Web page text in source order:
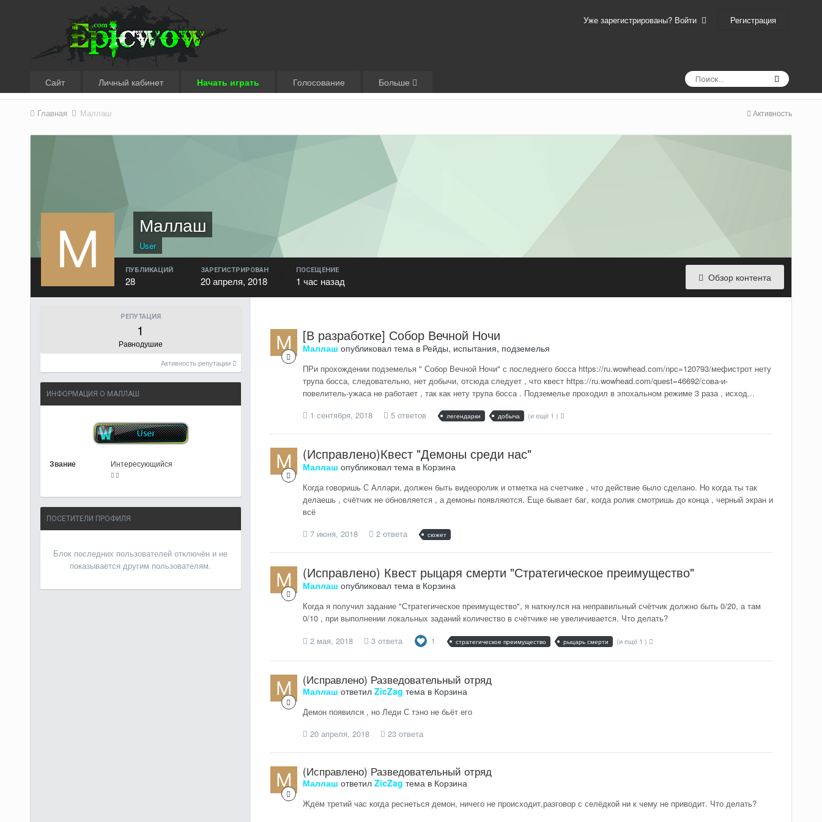
Уже зарегистрированы? Войти Регистрация
Сайт Личный кабинет Начать играть Голосование Больше
Активность
Главная Маллаш
Маллаш
User
Обзор контента
ПУБЛИКАЦИЙ
28
ЗАРЕГИСТРИРОВАН
20 апреля, 2018
ПОСЕЩЕНИЕ
1 час назад
РЕПУТАЦИЯ
1
Равнодушие
Активность репутации
ИНФОРМАЦИЯ О МАЛЛАШ
Звание Интересующийся
ПОСЕТИТЕЛИ ПРОФИЛЯ
Блок последних пользователей отключён и не
показывается другим пользователям.
[В разработке] Собор Вечной Ночи
Маллаш опубликовал тема в Рейды, испытания, подземелья
ПРи прохождении подземелья " Собор Вечной Ночи" с последнего босса https://ru.wowhead.com/npc=120793/мефистрот нету
трупа босса, следовательно, нет добычи, отсюда следует , что квест https://ru.wowhead.com/quest=46692/сова-и-
повелитель-ужаса не работает , так как нету трупа босса . Подземелье проходил в эпохальном режиме 3 раза , исход...
1 сентября, 2018
5 ответов легендарки добыча (и ещё 1 )
(Исправлено)Квест "Демоны среди нас"
Маллаш опубликовал тема в Корзина
Когда говоришь С Аллари, должен быть видеоролик и отметка на счетчике , что действие было сделано. Но когда ты так
делаешь , счётчик не обновляется , а демоны появляются. Еще бывает баг, когда ролик смотришь до конца , черный экран и
всё
7 июня, 2018
2 ответа сюжет
(Исправлено) Квест рыцаря смерти "Стратегическое преимущество"
Маллаш опубликовал тема в Корзина
Когда я получил задание "Стратегическое преимущество", я наткнулся на неправильный счётчик должно быть 0/20, а там
0/10 , при выполнении локальных заданий количество в счётчике не увеличивается. Что делать?
2 мая, 2018
3 ответа 1 стратегическое преимущество рыцарь смерти (и ещё 1 )
(Исправлено) Разведовательный отряд
Маллаш ответил ZicZag тема в Корзина
Демон появился , но Леди С тэно не бьёт его
20 апреля, 2018
23 ответа
(Исправлено) Разведовательный отряд
Маллаш ответил ZicZag тема в Корзина
Ждём третий час когда реснеться демон, ничего не происходит,разговор с селёдкой ни к чему не приводит. Что делать?